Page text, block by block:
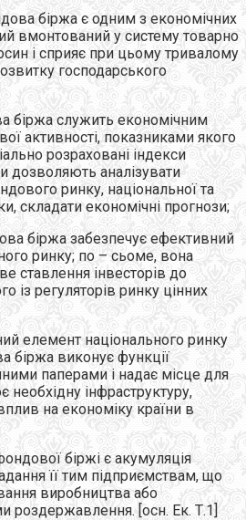
біржа є одним з економічних
вмонтований у систему товарно
і сприяє при цьому тривалому
господарського
біржа служить економічним
активності, показниками якого
розраховані індекси
дозволяють аналізувати
ринку, національної та
складати економічні прогнози;
біржа забезпечує ефективний
ринку; по – сьоме, вона
ставлення інвесторів до
із регуляторів ринку цінних
елемент національного ринку
біржа виконує функції
паперами і надає місце для
необхідну інфраструктуру,
на економіку країни в
біржі є акумуляція
її тим підприємствам, що
виробництва або
роздержавлення. [осн. Ек. Т.1]